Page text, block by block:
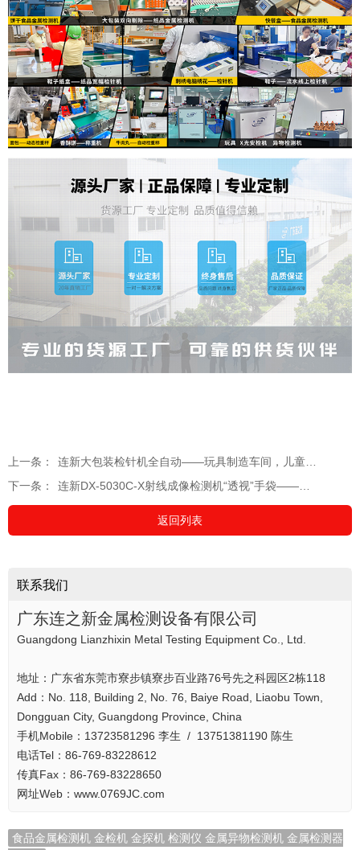
上一条：
连新大包装检针机全自动——玩具制造车间，儿童安全的“铁面判官”
下一条：
连新DX-5030C-X射线成像检测机“透视”手袋——断针铁屑秒现原形
返回列表
联系我们
广东连之新金属检测设备有限公司
Guangdong Lianzhixin Metal Testing Equipment Co., Ltd.
地址：广东省东莞市寮步镇寮步百业路76号先之科园区2栋118
Add：No. 118, Building 2, No. 76, Baiye Road, Liaobu Town,
Dongguan City, Guangdong Province, China
手机Mobile：13723581296 李生 / 13751381190 陈生
电话Tel：86-769-83228612
传真Fax：86-769-83228650
网址Web：www.0769JC.com
食品金属检测机 金检机 金探机 检测仪 金属异物检测机 金属检测器